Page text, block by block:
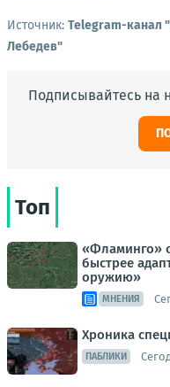
Источник: Telegram-канал
Лебедев"
Подписывайтесь на
Топ
«Фламинго»
быстрее
оружию»
МНЕНИЯ
Хроника
ПАБЛИКИ